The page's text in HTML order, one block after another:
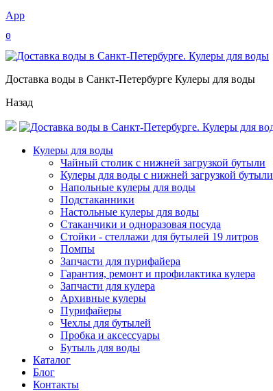
App
0
Доставка воды в Санкт-Петербурге Кулеры для воды
Назад
Кулеры для воды
Чайный столик с нижней загрузкой бутыли
Кулеры для воды с нижней загрузкой бутыли
Напольные кулеры для воды
Подстаканники
Настольные кулеры для воды
Стаканчики и одноразовая посуда
Стойки - стеллажи для бутылей 19 литров
Помпы
Запчасти для пурифайера
Гарантия, ремонт и профилактика кулера
Запчасти для кулера
Архивные кулеры
Пурифайеры
Чехлы для бутылей
Пробка и аксессуары
Бутыль для воды
Каталог
Блог
Контакты